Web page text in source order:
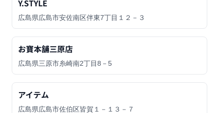
Y.STYLE
広島県広島市安佐南区伴東7丁目１２－３
お寶本舗三原店
広島県三原市糸崎南2丁目8－5
アイテム
広島県広島市佐伯区皆賀１－１３－７